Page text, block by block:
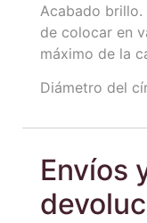
Acabado
de colocar en
máximo de la
Diámetro del
Envíos